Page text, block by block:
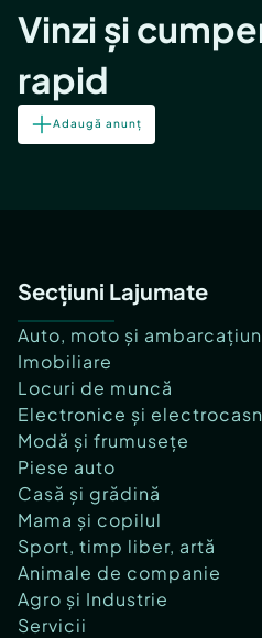
Vinzi și
rapid
Adaugă anunț
Secțiuni Lajumate
Auto, moto și
Imobiliare
Locuri de muncă
Electronice și
Modă și frumusețe
Piese auto
Casă și grădină
Mama și copilul
Sport, timp liber, artă
Animale de companie
Agro și Industrie
Servicii